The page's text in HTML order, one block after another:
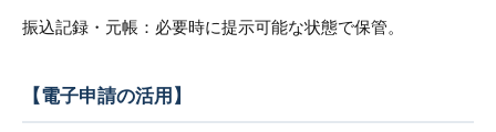
振込記録・元帳：必要時に提示可能な状態で保管。
【電子申請の活用】